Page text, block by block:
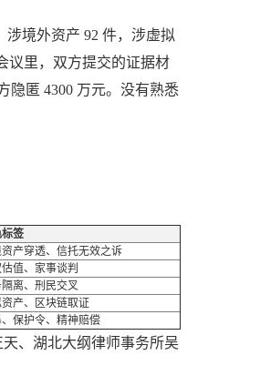
涉境外资产 92 件，涉虚拟
议里，双方提交的证据材
隐匿 4300 万元。没有熟悉
签
产穿透、信托无效之诉
值、家事谈判
离、刑民交叉
资产、区块链取证
、保护令、精神赔偿
、湖北大纲律师事务所吴